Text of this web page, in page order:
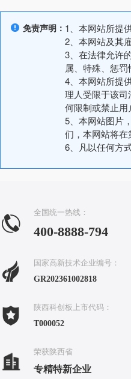
免责声明： 1、本网站所提
2、本网站及其
3、在法律允许
属、特殊、惩
4、本网站所提
理人受限于该
何限制或禁止
5、本网站图片
们，本网站将在
6、凡以任何方
全国统一热线：
400-8888-794
国家高新技术企业编号：
GR202361002818
陕西科创板上市代码：
T000052
荣获陕西省
专精特新企业